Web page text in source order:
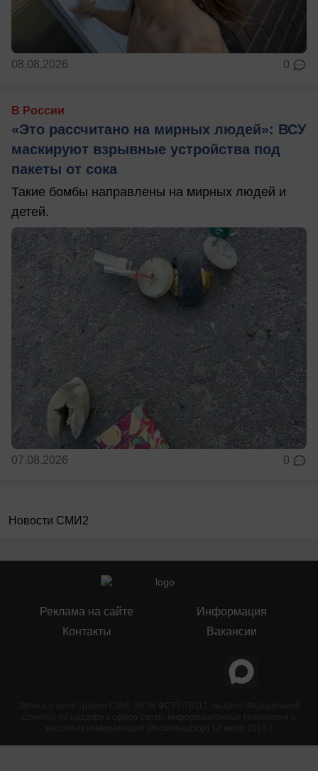
08.08.2026 0
В России
«Это рассчитано на мирных людей»: ВСУ
маскируют взрывные устройства под
пакеты от сока
Такие бомбы направлены на мирных людей и
детей.
07.08.2026 0
Новости СМИ2
Реклама на сайте
Контакты
Информация
Вакансии
Запись о регистрации СМИ: Эл № ФС77-76112, выдано Федеральной
службой по надзору в сфере связи, информационных технологий и
массовых коммуникаций (Роскомнадзор) 12 июля 2019 г.